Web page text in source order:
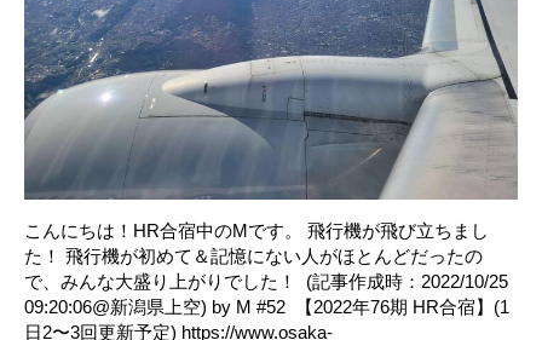
こんにちは！HR合宿中のMです。 飛行機が飛び立ちまし
た！ 飛行機が初めて＆記憶にない人がほとんどだったの
で、みんな大盛り上がりでした！ ㅤ (記事作成時：2022/10/25
09:20:06@新潟県上空) by M #52 ㅤ 【2022年76期 HR合宿】(1
日2〜3回更新予定) https://www.osaka-